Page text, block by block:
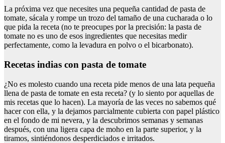
La próxima vez que necesites una pequeña cantidad de pasta de
tomate, sácala y rompe un trozo del tamaño de una cucharada o lo
que pida la receta (no te preocupes por la precisión: la pasta de
tomate no es uno de esos ingredientes que necesitas medir
perfectamente, como la levadura en polvo o el bicarbonato).
Recetas indias con pasta de tomate
¿No es molesto cuando una receta pide menos de una lata pequeña
llena de pasta de tomate en esta receta? (y lo siento por aquellas de
mis recetas que lo hacen). La mayoría de las veces no sabemos qué
hacer con ella, y la dejamos parcialmente cubierta con papel plástico
en el fondo de mi nevera, y la descubrimos semanas y semanas
después, con una ligera capa de moho en la parte superior, y la
tiramos, sintiéndonos desperdiciados e irritados.